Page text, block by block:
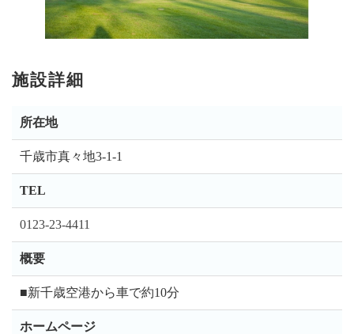
施設詳細
所在地
千歳市真々地3-1-1
TEL
0123-23-4411
概要
■新千歳空港から車で約10分
ホームページ